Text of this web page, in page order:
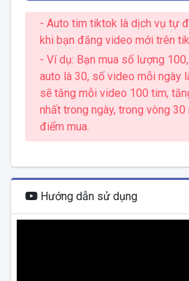
- Auto tim tiktok là dịch vụ tự
khi bạn đăng video mới trên
- Ví dụ: Bạn mua số lượng
auto là 30, số video mỗi ngày
sẽ tăng mỗi video 100 tim,
nhất trong ngày, trong vòng
điểm mua.
Hướng dẫn sử dụng